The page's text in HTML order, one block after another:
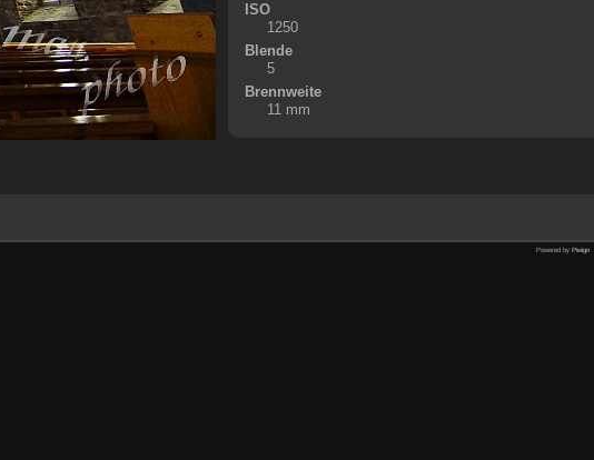
ISO
1250
Blende
5
Brennweite
11 mm
Powered by Piwigo